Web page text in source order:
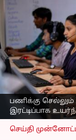
பணிக்கு
இரட்டிப்பாக
வுமன்'
மாநிலம்
எழுதியவர்
செய்தி